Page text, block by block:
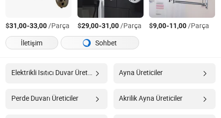
$31,00-33,00/Parça $29,00-31,00/Parça $9,00-11,00/Parça
İletişim
Sohbet
Ayna Üreticiler
Perde Duvarı Üreticiler Akrilik Ayna Üreticiler